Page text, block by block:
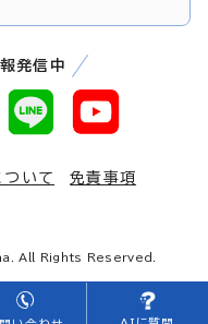
発信中
ついて
免責事項
All Rights Reserved.